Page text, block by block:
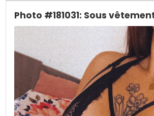
Photo #181031: Sous